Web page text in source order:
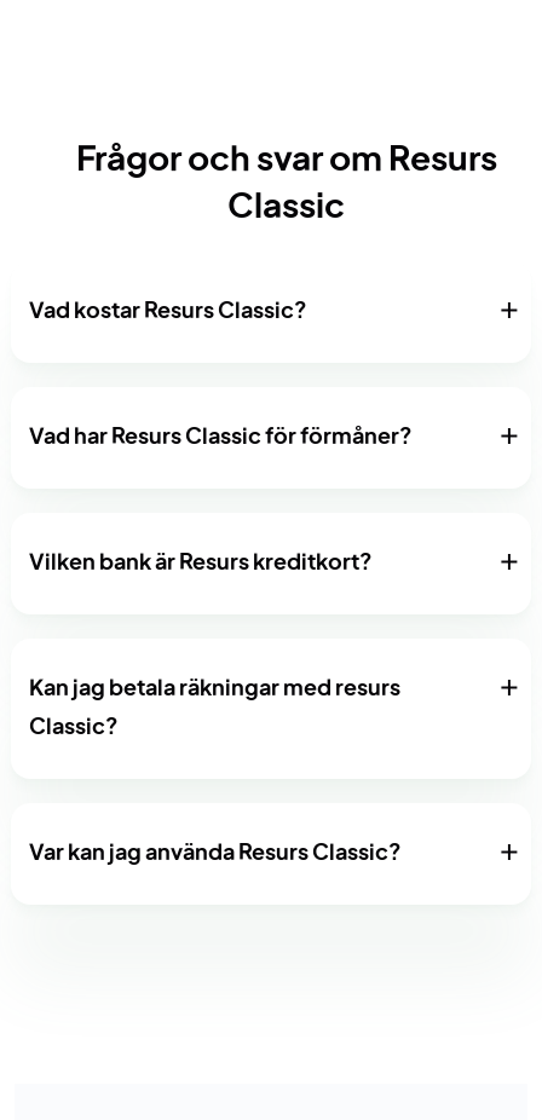
Frågor och svar om Resurs
Classic
Vad kostar Resurs Classic?
Vad har Resurs Classic för förmåner?
Vilken bank är Resurs kreditkort?
Kan jag betala räkningar med resurs
Classic?
Var kan jag använda Resurs Classic?